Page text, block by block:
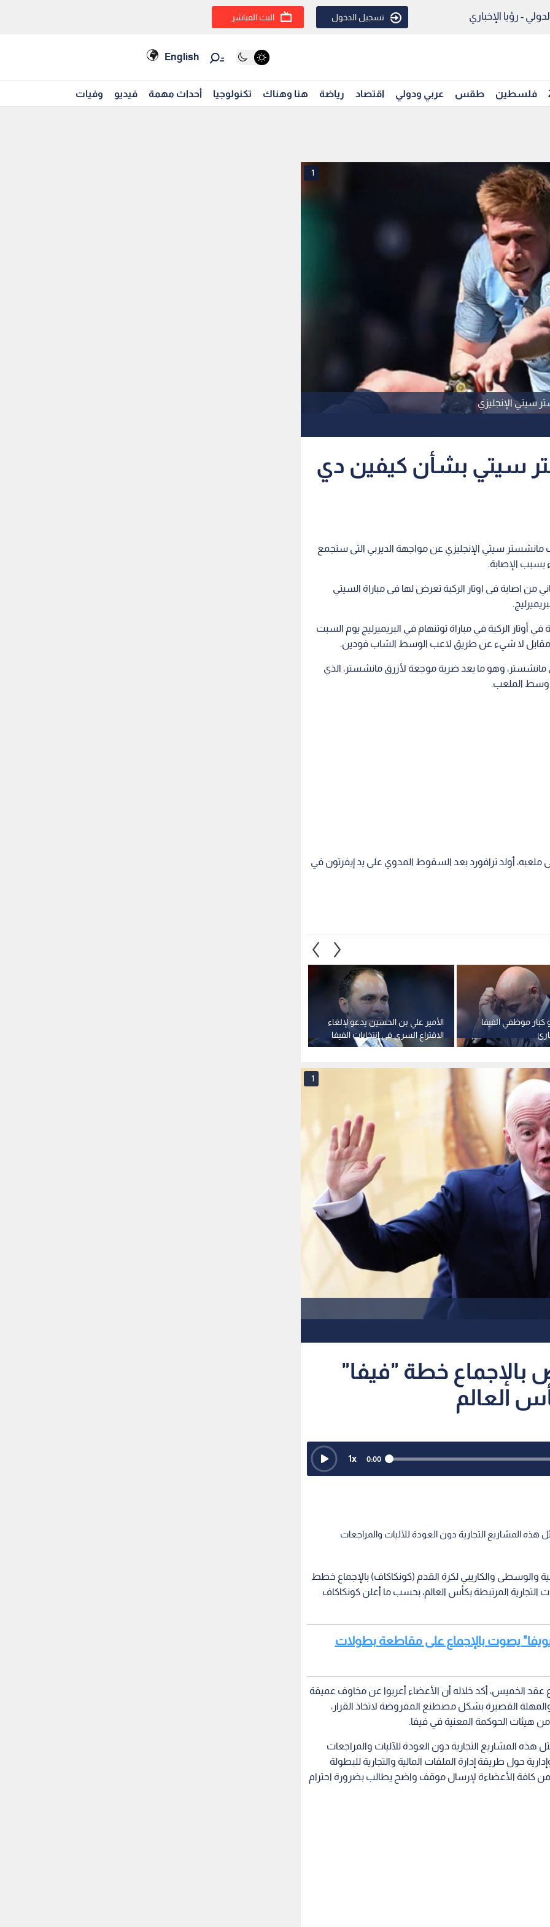
- رؤيا الإخباري تسجيل الدخول البث المباشر
English
فلسطين طقس عربي ودولي اقتصاد رياضة هنا وهناك تكنولوجيا أحداث مهمة فيديو وفيات
سيتي الإنجليزي
1
سيتي بشأن كيفين دي
مانشستر سيتي الإنجليزي عن مواجهة الديربي التى ستجمع
بسبب الإصابة.
اصابة فى اوتار الركبة تعرض لها فى مباراة السيتي
عاما قد تعرض لإصابة في أوتار الركبة في مباراة توتنهام في البريميرليج يوم السبت
مقابل لا شيء عن طريق لاعب الوسط الشاب فودين.
وهو ما يعد ضربة موجعة لأزرق مانشستر، الذي
وسط الملعب.
أولد ترافورد بعد السقوط المدوي على يد إيفرتون في
الأمير علي بن الحسين يدعو لإلغاء
الاقتراع السري في انتخابات الفيفا
كبار موظفي الفيفا
1
بالإجماع خطة "فيفا"
العالم
0:00
1x
هذه المشاريع التجارية دون العودة للآليات والمراجعات
أميركا الشمالية والوسطى والكاريبي لكرة القدم (كونكاكاف) بالإجماع خطط
التجارية المرتبطة بكأس العالم، بحسب ما أعلن كونكاكاف
يصوت بالإجماع على مقاطعة بطولات
عقد الخميس، أكد خلاله أن الأعضاء أعربوا عن مخاوف عميقة
القصيرة بشكل مصطنع المفروضة لاتخاذ القرار،
هيئات الحوكمة المعنية في فيفا.
هذه المشاريع التجارية دون العودة للآليات والمراجعات
حول طريقة إدارة الملفات المالية والتجارية للبطولة
من كافة الأعضاءة لإرسال موقف واضح يطالب بضرورة احترام